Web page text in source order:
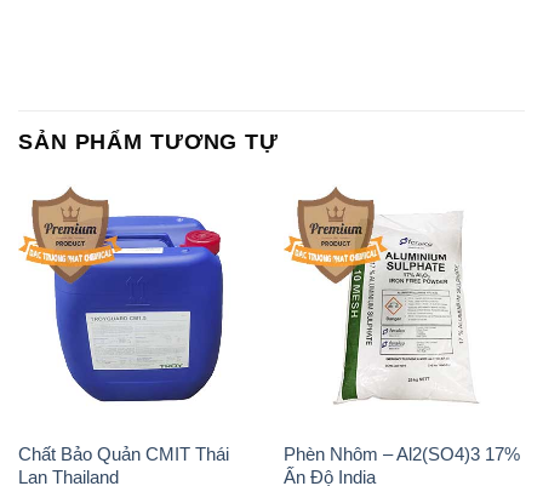
Chất Bảo Quản CMIT Thái
Lan Thailand
Phèn Nhôm – Al2(SO4)3 17%
Ấn Độ India